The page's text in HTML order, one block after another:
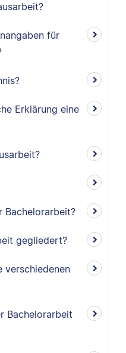
für
Erklärung eine
Bachelorarbeit?
gegliedert?
verschiedenen
Bachelorarbeit